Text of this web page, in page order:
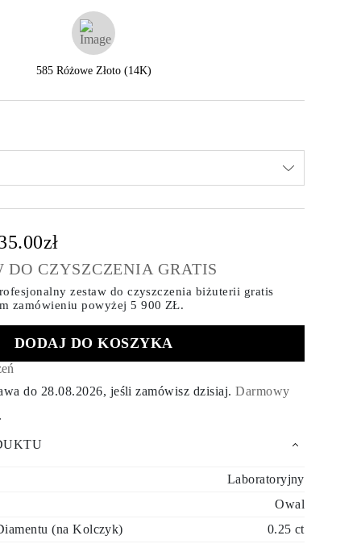
585 Różowe Złoto (14K)
DO CZYSZCZENIA GRATIS
zestaw do czyszczenia biżuterii gratis
zamówieniupowyżej 5 900 ZŁ.
DODAJ DO KOSZYKA
do 28.08.2026, jeśli zamówisz dzisiaj.Darmowy
Laboratoryjny
Owal
(na Kolczyk)
0.25 ct